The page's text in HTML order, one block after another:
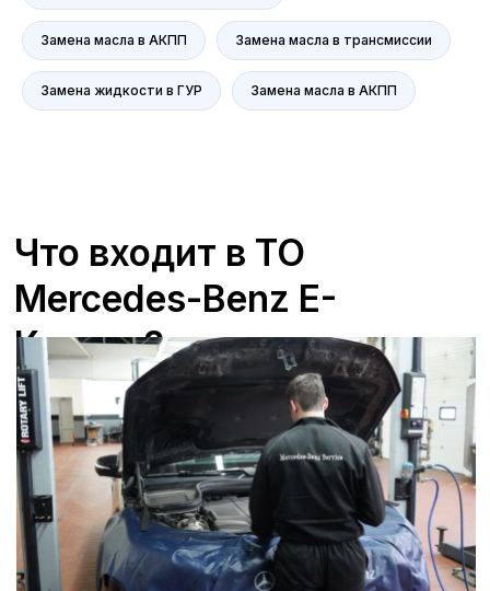
Замена масла в АКПП Замена масла в трансмиссии
Замена жидкости в ГУР Замена масла в АКПП
главная ценность.
+7 (473) 263-85-40, доб. 163
Zagorskijd@avroraavto.ru
Отзывы
В Белгороде в сервисах
являющейся официальным дилером
первое место удовлетворенность
клиентов. Мы гордимся качеством
предоставляемых услуг и стремимся к
тому, чтобы каждый визит в наш
сервисный центр оставлял только
положительные впечатления. Наши
специалисты проходят регулярное
обучение и используют последние
технологии для диагностики и ремонта
Вашего автомобиля. Мы ценим Ваше
мнение и готовы рассмотреть любые